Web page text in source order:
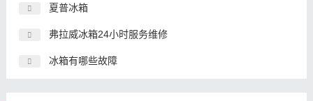
夏普冰箱
弗拉威冰箱24小时服务维修
冰箱有哪些故障